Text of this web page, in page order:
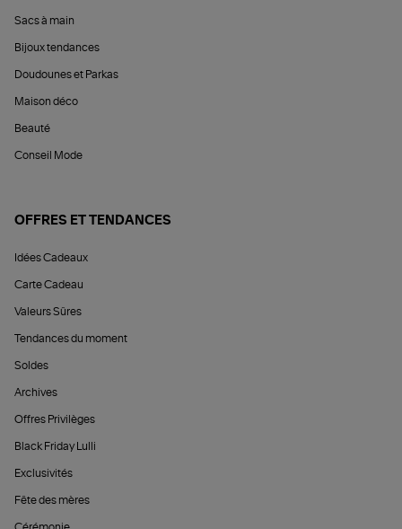
Sacs à main
Bijoux tendances
Doudounes et Parkas
Maison déco
Beauté
Conseil Mode
OFFRES ET TENDANCES
Idées Cadeaux
Carte Cadeau
Valeurs Sûres
Tendances du moment
Soldes
Archives
Offres Privilèges
Black Friday Lulli
Exclusivités
Fête des mères